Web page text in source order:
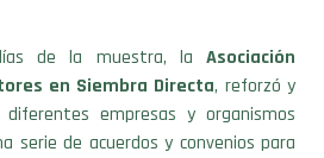
de la muestra, la Asociación
en Siembra Directa, reforzó y
diferentes empresas y organismos
serie de acuerdos y convenios para